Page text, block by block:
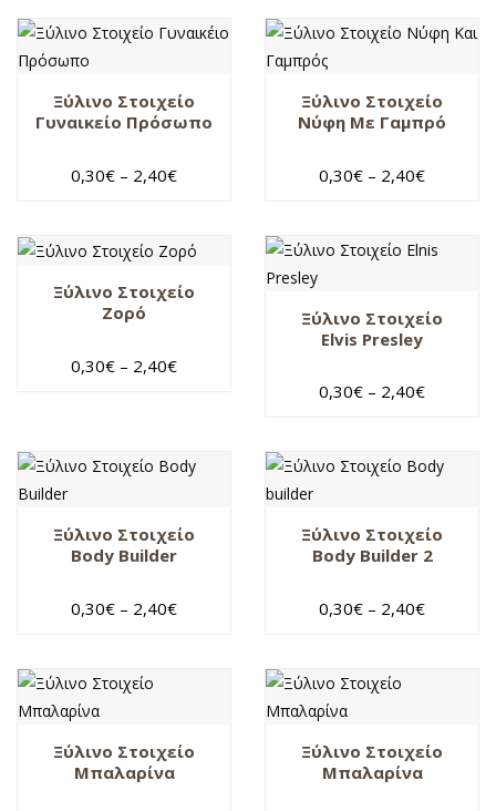
Ξύλινο Στοιχείο
Γυναικείο Πρόσωπο
0,30€ – 2,40€
Ξύλινο Στοιχείο
Νύφη Με Γαμπρό
0,30€ – 2,40€
Ξύλινο Στοιχείο
Ζορό
0,30€ – 2,40€
Ξύλινο Στοιχείο
Elvis Presley
0,30€ – 2,40€
Ξύλινο Στοιχείο
Body Builder
0,30€ – 2,40€
Ξύλινο Στοιχείο
Body Builder 2
0,30€ – 2,40€
Ξύλινο Στοιχείο
Μπαλαρίνα
Ξύλινο Στοιχείο
Μπαλαρίνα